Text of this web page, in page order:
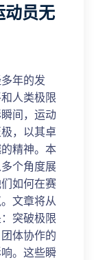
动员无
年的发
人类极限
间，运动
，以其卓
精神。本
个角度展
如何在赛
文章将从
突破极限
体协作的
。这些瞬